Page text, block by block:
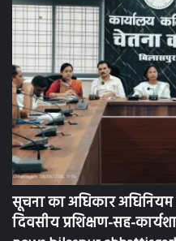
सूचना का अधिकार अधिनियम
दिवसीय प्रशिक्षण-सह-
news bilaspur
August 4, 2026
Categories
Bihar